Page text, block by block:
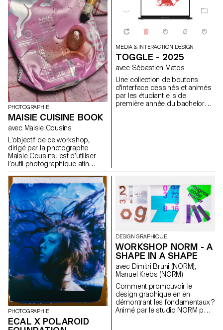
PHOTOGRAPHIE
MAISIE CUISINE BOOK
avec Maisie Cousins
L’objectif de ce workshop,
dirigé par la photographe
Maisie Cousins, est d’utiliser
l’outil photographique afin
d’élargir notre capacité
d’observation. Durant la
semaine, les étudiants ont
exploré la macrophotographie
pour créer des univers
miniatures et abstraits à partir
d’objets et d’accessoires du
quotidien. Cela nous invite à
réfléchir : qu’est-ce que nous
négligeons encore dans notre
environnement immédiat ?
MEDIA & INTERACTION DESIGN
TOGGLE - 2025
avec Sébastien Matos
Une collection de boutons
d'interface dessinés et animés
par les étudiant·e·s de
première année du bachelor
PHOTOGRAPHIE
ECAL X POLAROID
DESIGN GRAPHIQUE
WORKSHOP NORM - A
SHAPE IN A SHAPE
avec Dimitri Bruni (NORM),
Manuel Krebs (NORM)
Comment promouvoir le
design graphique en en
démontrant les fondamentaux ?
Animé par le studio NORM pour